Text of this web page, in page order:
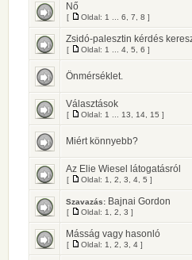
Nő
[ Oldal: 1 6 7 8 ]
Zsidó-palesztin kérdés
[ Oldal: 1 4 5 6 ]
Önmérséklet.
Választások
[ Oldal: 1 13 14 15 ]
Miért könnyebb?
Az Elie Wiesel látogatásról
[ Oldal: 1 2 3 4 5 ]
Szavazás: Bajnai Gordon
[ Oldal: 1 2 3 ]
Másság vagy hasonló
[ Oldal: 1 2 3 4 ]